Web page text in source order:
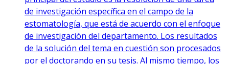
de investigación específica en el campo de la
estomatología, que está de acuerdo con el enfoque
de investigación del departamento. Los resultados
de la solución del tema en cuestión son procesados
por el doctorando en su tesis. Al mismo tiempo, los